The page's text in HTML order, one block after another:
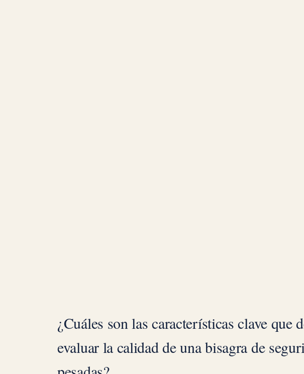
¿Cuáles son las características clave que
evaluar la calidad de una bisagra de